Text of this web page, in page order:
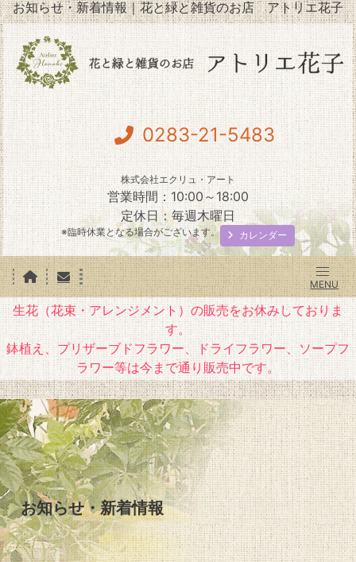
お知らせ・新着情報｜花と緑と雑貨のお店 アトリエ花子
0283-21-5483
株式会社エクリュ・アート
営業時間：10:00～18:00
定休日：毎週木曜日
※臨時休業となる場合がございます。 カレンダー
生花（花束・アレンジメント）の販売をお休みしておりま
す。
鉢植え、プリザーブドフラワー、ドライフラワー、ソープフ
ラワー等は今まで通り販売中です。
お知らせ・新着情報